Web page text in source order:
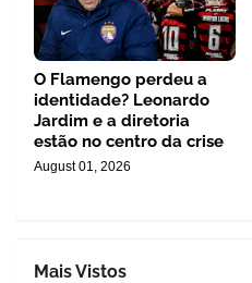
O Flamengo perdeu a
identidade? Leonardo
Jardim e a diretoria
estão no centro da crise
August 01, 2026
Mais Vistos